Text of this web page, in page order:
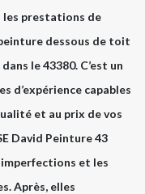
les prestations de
dessous de toit
le 43380. C’est un
d’expérience capables
et au prix de vos
David Peinture 43
et les
Après, elles